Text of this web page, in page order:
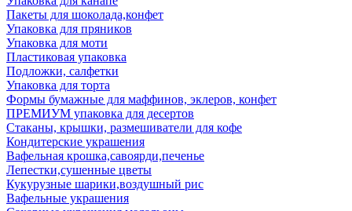
Пакеты для шоколада,конфет
Упаковка для пряников
Упаковка для моти
Пластиковая упаковка
Подложки, салфетки
Упаковка для торта
Формы бумажные для маффинов, эклеров, конфет
ПРЕМИУМ упаковка для десертов
Стаканы, крышки, размешиватели для кофе
Кондитерские украшения
Вафельная крошка,савоярди,печенье
Лепестки,сушенные цветы
Кукурузные шарики,воздушный рис
Вафельные украшения